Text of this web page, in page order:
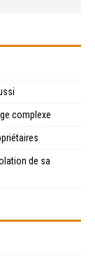
complexe
de sa